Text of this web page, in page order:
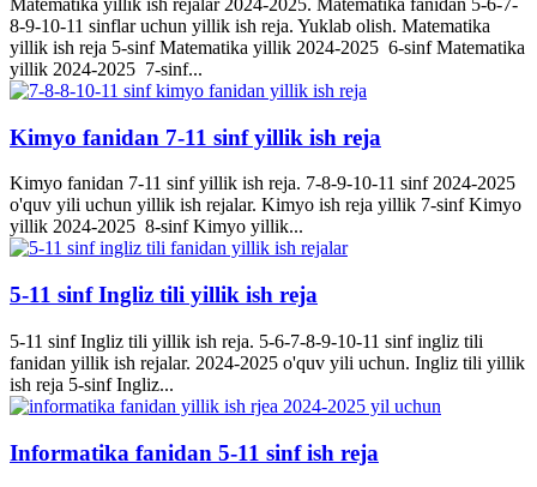
Matematika yillik ish rejalar 2024-2025. Matematika fanidan 5-6-7-
8-9-10-11 sinflar uchun yillik ish reja. Yuklab olish. Matematika
yillik ish reja 5-sinf Matematika yillik 2024-2025 6-sinf Matematika
yillik 2024-2025 7-sinf...
Kimyo fanidan 7-11 sinf yillik ish reja
Kimyo fanidan 7-11 sinf yillik ish reja. 7-8-9-10-11 sinf 2024-2025
o'quv yili uchun yillik ish rejalar. Kimyo ish reja yillik 7-sinf Kimyo
yillik 2024-2025 8-sinf Kimyo yillik...
5-11 sinf Ingliz tili yillik ish reja
5-11 sinf Ingliz tili yillik ish reja. 5-6-7-8-9-10-11 sinf ingliz tili
fanidan yillik ish rejalar. 2024-2025 o'quv yili uchun. Ingliz tili yillik
ish reja 5-sinf Ingliz...
Informatika fanidan 5-11 sinf ish reja